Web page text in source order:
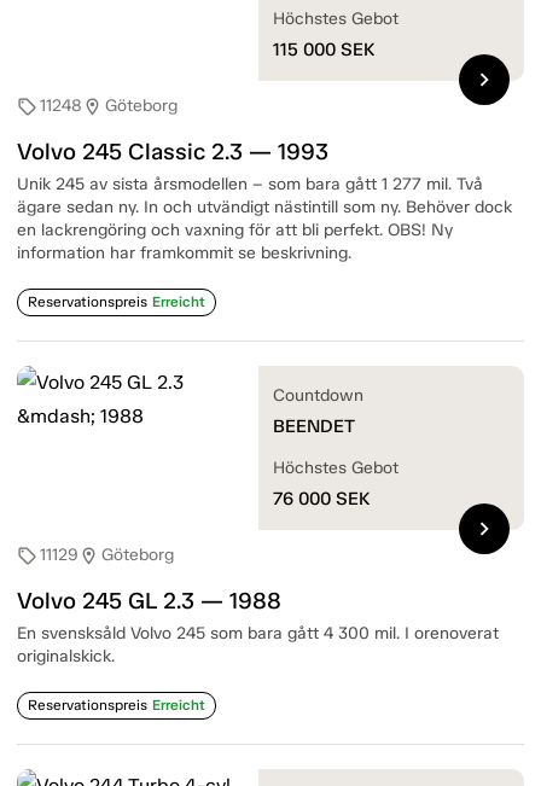
sell11248 location_on Göteborg
Volvo 245 Classic 2.3 — 1993
Unik 245 av sista årsmodellen – som bara gått 1 277 mil. Två
ägare sedan ny. In och utvändigt nästintill som ny. Behöver dock
en lackrengöring och vaxning för att bli perfekt. OBS! Ny
information har framkommit se beskrivning.
Reservationspreis Erreicht
Höchstes Gebot
115 000 SEK
chevron_right
sell11129 location_on Göteborg
Volvo 245 GL 2.3 — 1988
En svensksåld Volvo 245 som bara gått 4 300 mil. I orenoverat
originalskick.
Reservationspreis Erreicht
Countdown
BEENDET
Höchstes Gebot
76 000 SEK
chevron_right